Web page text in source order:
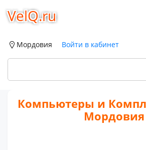
VelQ.ru
Мордовия Войти в кабинет
Компьютеры и
Мордовия